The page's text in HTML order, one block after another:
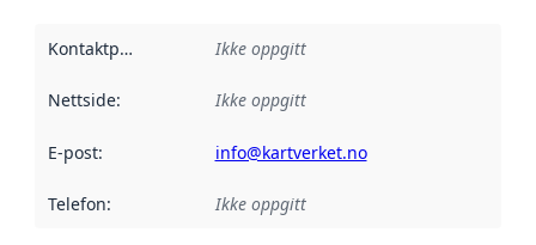
Kontaktpunkt Ikke oppgitt
Nettside: Ikke oppgitt
E-post: info@kartverket.no
Telefon: Ikke oppgitt